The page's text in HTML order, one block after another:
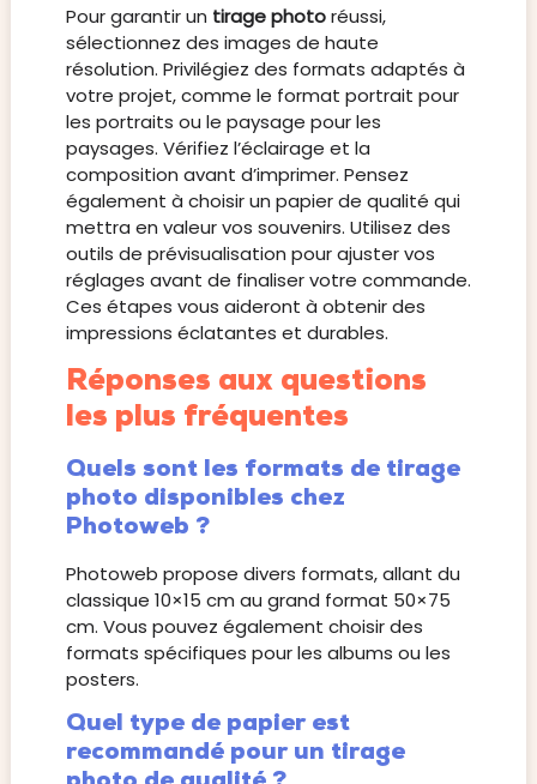
Pour garantir un tirage photoréussi,
sélectionnez des images de haute
résolution. Privilégiez des formats adaptés à
votre projet, comme le format portrait pour
les portraits ou le paysage pour les
paysages. Vérifiez l’éclairage et la
composition avant d’imprimer. Pensez
également à choisir un papier de qualité qui
mettra en valeur vos souvenirs. Utilisez des
outils de prévisualisation pour ajuster vos
réglages avant de finaliser votre commande.
Ces étapes vous aideront à obtenir des
impressions éclatantes et durables.
Réponses aux questions
les plus fréquentes
Quels sont les formats de tirage
photo disponibles chez
Photoweb ?
Photoweb propose divers formats, allant du
classique 10×15 cm au grand format 50×75
cm. Vous pouvez également choisir des
formats spécifiques pour les albums ou les
posters.
Quel type de papier est
recommandé pour un tirage